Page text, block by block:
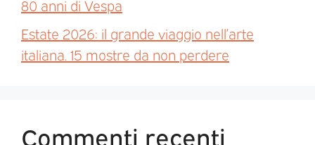
80 anni di Vespa
Estate 2026: il grande viaggio nell’arte
italiana. 15 mostre da non perdere
Commenti recenti